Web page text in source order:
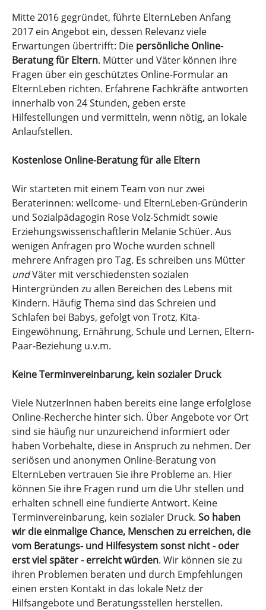
Mitte 2016 gegründet, führte ElternLeben Anfang
2017 ein Angebot ein, dessen Relevanz viele
Erwartungen übertrifft: Die persönliche Online-
Beratung für Eltern. Mütter und Väter können ihre
Fragen über ein geschütztes Online-Formular an
ElternLeben richten. Erfahrene Fachkräfte antworten
innerhalb von 24 Stunden, geben erste
Hilfestellungen und vermitteln, wenn nötig, an lokale
Anlaufstellen.
Kostenlose Online-Beratung für alle Eltern
Wir starteten mit einem Team von nur zwei
Beraterinnen: wellcome- und ElternLeben-Gründerin
und Sozialpädagogin Rose Volz-Schmidt sowie
Erziehungswissenschaftlerin Melanie Schüer. Aus
wenigen Anfragen pro Woche wurden schnell
mehrere Anfragen pro Tag. Es schreiben uns Mütter
undVäter mit verschiedensten sozialen
Hintergründen zu allen Bereichen des Lebens mit
Kindern. Häufig Thema sind das Schreien und
Schlafen bei Babys, gefolgt von Trotz, Kita-
Eingewöhnung, Ernährung, Schule und Lernen, Eltern-
Paar-Beziehung u.v.m.
Keine Terminvereinbarung, kein sozialer Druck
Viele NutzerInnen haben bereits eine lange erfolglose
Online-Recherche hinter sich. Über Angebote vor Ort
sind sie häufig nur unzureichend informiert oder
haben Vorbehalte, diese in Anspruch zu nehmen. Der
seriösen und anonymen Online-Beratung von
ElternLeben vertrauen Sie ihre Probleme an. Hier
können Sie ihre Fragen rund um die Uhr stellen und
erhalten schnell eine fundierte Antwort. Keine
Terminvereinbarung, kein sozialer Druck. So haben
wir die einmalige Chance, Menschen zu erreichen, die
vom Beratungs- und Hilfesystem sonst nicht - oder
erst viel später - erreicht würden. Wir können sie zu
ihren Problemen beraten und durch Empfehlungen
einen ersten Kontakt in das lokale Netz der
Hilfsangebote und Beratungsstellen herstellen.